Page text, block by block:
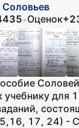
•Оценок
учебнику
17, 24) -